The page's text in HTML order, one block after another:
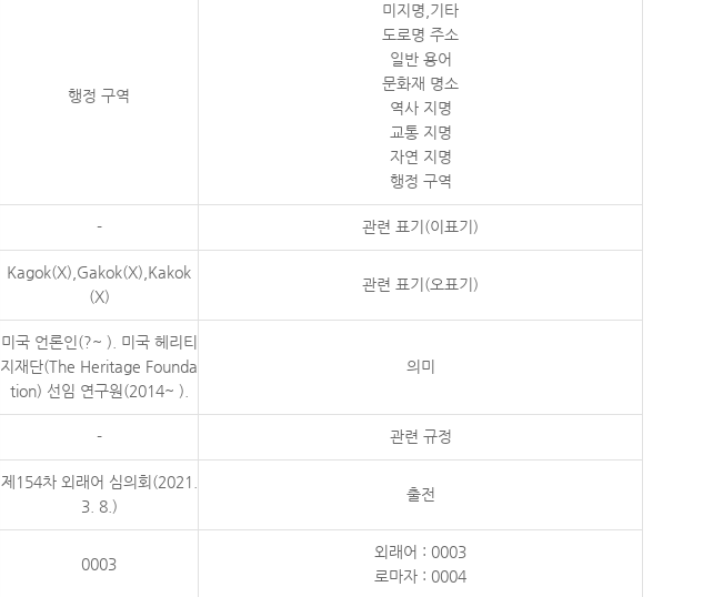
행정 구역
미지명,기타
도로명 주소
일반 용어
문화재 명소
역사 지명
교통 지명
자연 지명
행정 구역
- 관련 표기(이표기)
Kagok(X),Gakok(X),Kakok
(X)
관련 표기(오표기)
미국 언론인(?~ ). 미국 헤리티
지재단(The Heritage Founda
tion) 선임 연구원(2014~ ).
의미
- 관련 규정
제154차 외래어 심의회(2021.
3. 8.)
출전
0003
외래어 : 0003
로마자 : 0004